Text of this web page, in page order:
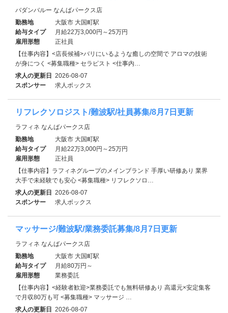
バダンバルー なんばパークス店
勤務地
大阪市 大国町駅
給与タイプ
月給22万3,000円～25万円
雇用形態
正社員
【仕事内容】<店長候補>バリにいるような癒しの空間で アロマの技術
が身につく <募集職種> セラピスト <仕事内…
求人の更新日 2026-08-07
スポンサー
求人ボックス
リフレクソロジスト/難波駅/社員募集/8月7日更新
ラフィネ なんばパークス店
勤務地
大阪市 大国町駅
給与タイプ
月給22万3,000円～25万円
雇用形態
正社員
【仕事内容】ラフィネグループのメインブランド 手厚い研修あり 業界
大手で未経験でも安心 <募集職種> リフレクソロ…
求人の更新日 2026-08-07
スポンサー
求人ボックス
マッサージ/難波駅/業務委託募集/8月7日更新
ラフィネ なんばパークス店
勤務地
大阪市 大国町駅
給与タイプ
月給80万円～
雇用形態
業務委託
【仕事内容】<経験者歓迎>業務委託でも無料研修あり 高還元×安定集客
で月収80万も可 <募集職種> マッサージ …
求人の更新日 2026-08-07